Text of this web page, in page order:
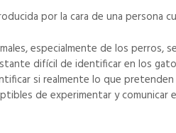
por la cara de una persona
especialmente de los perros,
difícil de identificar en los
si realmente lo que pretenden
de experimentar y comunicar